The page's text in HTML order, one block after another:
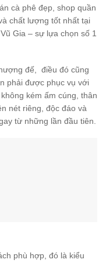
cà phê đẹp, shop quần
chất lượng tốt nhất tại
Gia – sự lựa chọn số 1
đế, điều đó cũng
phải được phục vụ với
kém ấm cúng, thân
nét riêng, độc đáo và
từ những lần đầu tiên.
phù hợp, đó là kiểu